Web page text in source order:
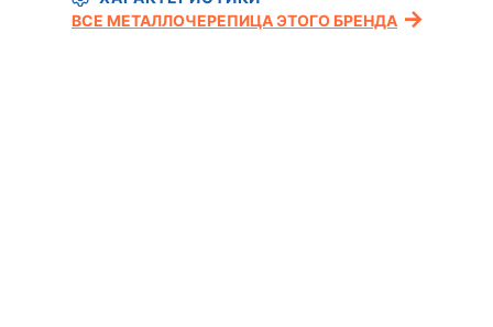
ВСЕ МЕТАЛЛОЧЕРЕПИЦА ЭТОГО БРЕНДА